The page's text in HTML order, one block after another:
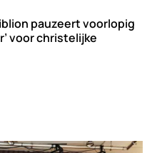
pauzeert voorlopig
voor christelijke